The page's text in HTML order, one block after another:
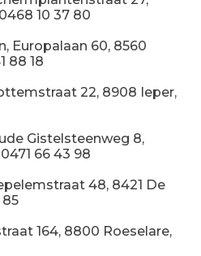
10 37 80
Europalaan 60, 8560
88 18
22, 8908 Ieper,
Gistelsteenweg 8,
66 43 98
48, 8421 De
85
164, 8800 Roeselare,